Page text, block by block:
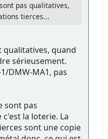
pas qualitatives,
tierces...
qualitatives, quand
sérieusement.
DMW-MA1, pas
sont pas
la loterie. La
sont une copie